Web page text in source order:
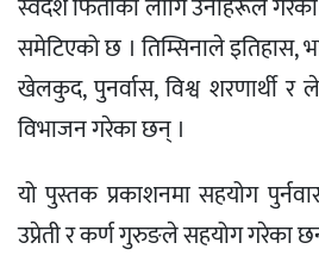
स्वदेश फिर्तीका लागि उनीहरूले
समेटिएको छ । तिम्सिनाले इतिहास,
खेलकुद, पुनर्वास, विश्व शरणार्थी
विभाजन गरेका छन् ।
यो पुस्तक प्रकाशनमा सहयोग
उप्रेती र कर्ण गुरुङले सहयोग गरेका